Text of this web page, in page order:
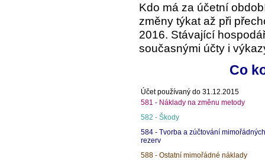
Kdo má za účetní
změny týkat až při
2016. Stávající
současnými účty i
Co
Účet používaný do 31.12.2015
581 - Náklady na změnu metody
582 - Škody
584 - Tvorba a zúčtování mimořádných
rezerv
588 - Ostatní mimořádné náklady